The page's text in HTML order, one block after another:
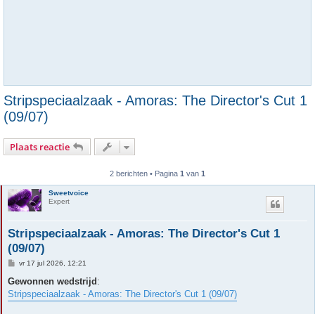
Stripspeciaalzaak - Amoras: The Director's Cut 1
(09/07)
Plaats reactie
2 berichten • Pagina 1 van 1
Sweetvoice
Expert
Stripspeciaalzaak - Amoras: The Director's Cut 1
(09/07)
B
r
c
vr 17 jul 2026, 12:21
Gewonnen wedstrijd :
Stripspeciaalzaak - Amoras: The Director's Cut 1 (09/07)